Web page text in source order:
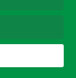
Óleos